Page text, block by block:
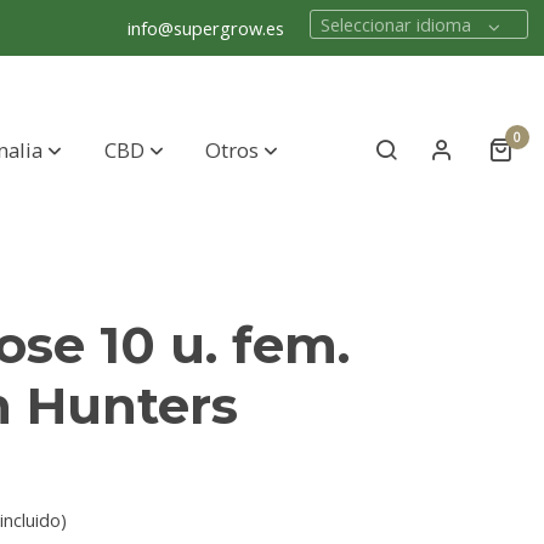
info@supergrow.es Seleccionar idioma
CBD Otros 0
10 u. fem.
Hunters